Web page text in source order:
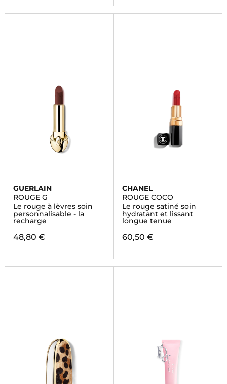
GUERLAIN
ROUGE G
Le rouge à lèvres soin
personnalisable - la
recharge
48,80 €
CHANEL
ROUGE COCO
Le rouge satiné soin
hydratant et lissant
longue tenue
60,50 €